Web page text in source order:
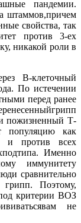
пандемии.
штаммов,причем
свойства, так
против 3-ех
никакой роли в
B-клеточный
По истечении
перед ранее
пожизненный Т-
популяцию как
и против всех
Именно
иммунитету
сравнительно
грипп. Поэтому,
критерии ВОЗ
не